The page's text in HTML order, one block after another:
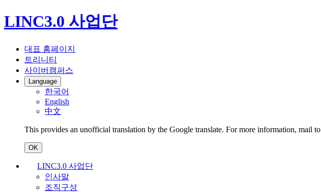
LINC3.0 사업단
대표 홈페이지
트리니티
사이버캠퍼스
Language
한국어
English
中文
This provides an unofficial translation by the Google translate. For more information, mail to
OK
LINC3.0 사업단
인사말
조직구성